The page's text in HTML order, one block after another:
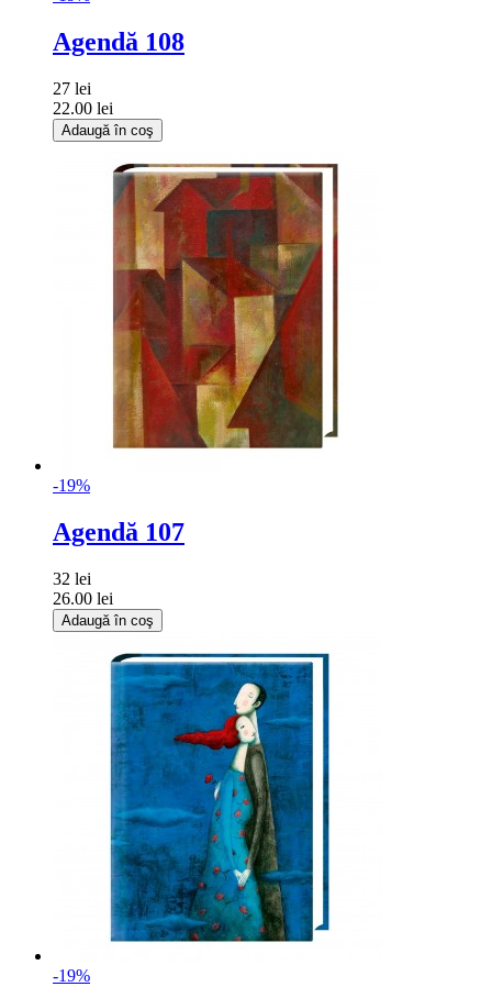
Agendă 108
27 lei
22.00 lei
Adaugă în coş
-19%
Agendă 107
32 lei
26.00 lei
Adaugă în coş
-19%